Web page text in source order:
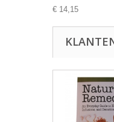
€ 14,15